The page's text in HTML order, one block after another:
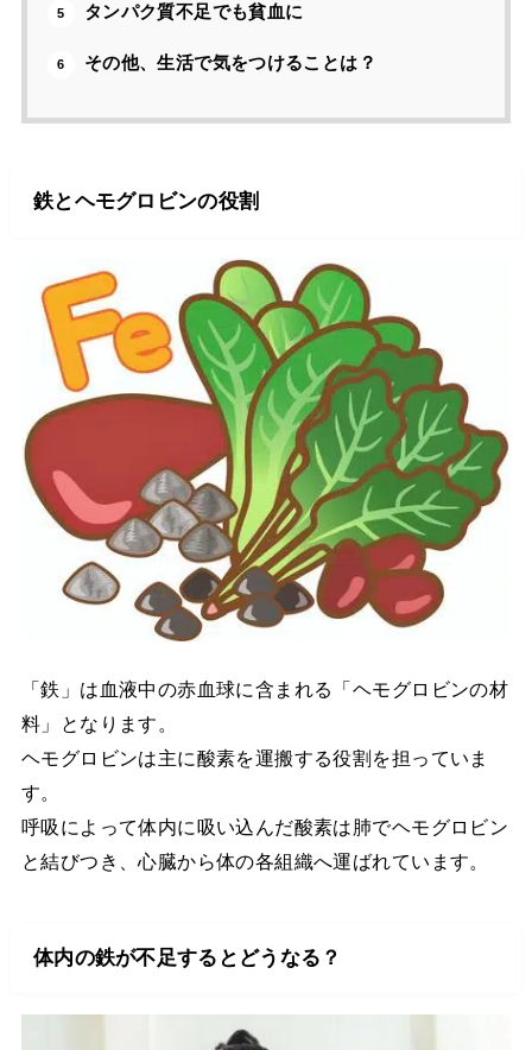
5 タンパク質不足でも貧血に
6 その他、生活で気をつけることは？
鉄とヘモグロビンの役割
「鉄」は血液中の赤血球に含まれる「ヘモグロビンの材
料」となります。
ヘモグロビンは主に酸素を運搬する役割を担っていま
す。
呼吸によって体内に吸い込んだ酸素は肺でヘモグロビン
と結びつき、心臓から体の各組織へ運ばれています。
体内の鉄が不足するとどうなる？